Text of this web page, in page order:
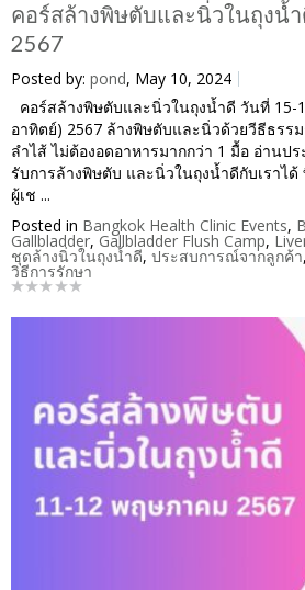
คอร์สล้างพิษตับและนิ่วในถุงน้
2567
Posted by: pond, May 10, 2024
คอร์สล้างพิษตับและนิ่วในถุงน้ำดี วันที่ 15-
อาทิตย์) 2567 ล้างพิษตับและนิ่วด้วยวีธีธรร
ลำไส้ ไม่ต้องอดอาหารมากกว่า 1 มื้อ อ่านป
รับการล้างพิษตับ และนิ่วในถุงน้ำดีกับเราไ
ผู้เช ...
Posted in Bangkok Health Clinic Events,
Gallbladder, Gallbladder Flush Camp,
ชุดล้างนิ่วในถุงน้ำดี, ประสบการณ์จากลูกค้า,
วิธีการรักษา